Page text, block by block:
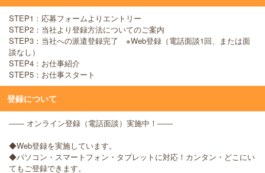
STEP1：応募フォームよりエントリー
STEP2：当社より登録方法についてのご案内
STEP3：当社への派遣登録完了 ※Web登録（電話面談1回、または面
談なし）
STEP4：お仕事紹介
STEP5：お仕事スタート
登録について
―― オンライン登録（電話面談）実施中！――
◆Web登録を実施しています。
◆パソコン・スマートフォン・タブレットに対応！カンタン・どこにい
てもご登録できます。